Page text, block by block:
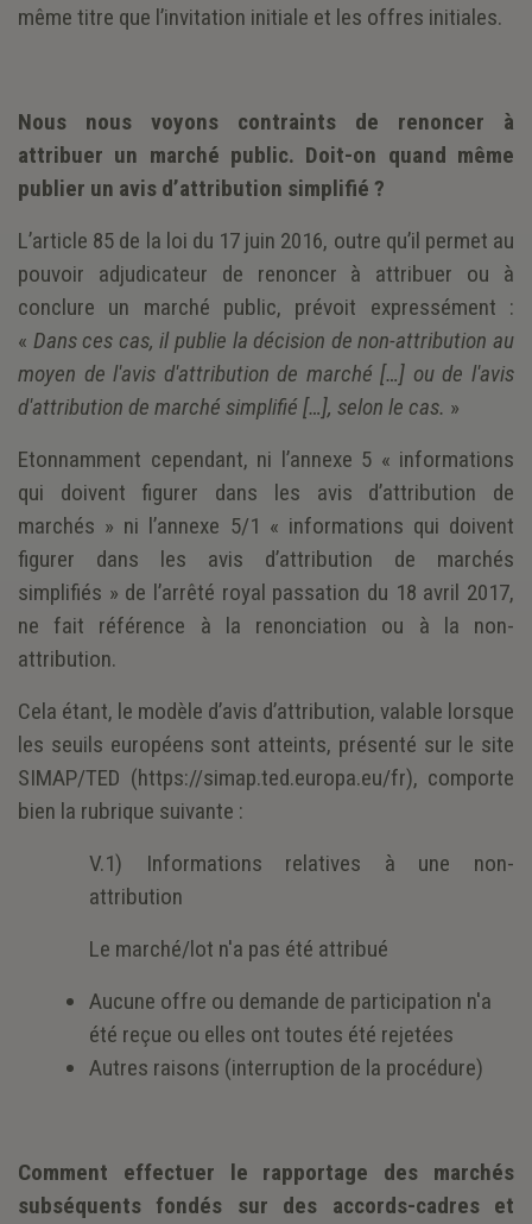
même titre que l’invitation initiale et les offres initiales.
Nous nous voyons contraints de renoncer à
attribuer un marché public. Doit-on quand même
publier un avis d’attribution simplifié ?
L’article 85 de la loi du 17 juin 2016, outre qu’il permet au
pouvoir adjudicateur de renoncer à attribuer ou à
conclure un marché public, prévoit expressément :
« Dans ces cas, il publie la décision de non-attribution au
moyen de l'avis d'attribution de marché […] ou de l'avis
d'attribution de marché simplifié […], selon le cas. »
Etonnamment cependant, ni l’annexe 5 « informations
qui doivent figurer dans les avis d’attribution de
marchés » ni l’annexe 5/1 « informations qui doivent
figurer dans les avis d’attribution de marchés
simplifiés » de l’arrêté royal passation du 18 avril 2017,
ne fait référence à la renonciation ou à la non-
attribution.
Cela étant, le modèle d’avis d’attribution, valable lorsque
les seuils européens sont atteints, présenté sur le site
SIMAP/TED (https://simap.ted.europa.eu/fr), comporte
bien la rubrique suivante :
V.1) Informations relatives à une non-
attribution
Le marché/lot n'a pas été attribué
Aucune offre ou demande de participation n'a
été reçue ou elles ont toutes été rejetées
Autres raisons (interruption de la procédure)
Comment effectuer le rapportage des marchés
subséquents fondés sur des accords-cadres et